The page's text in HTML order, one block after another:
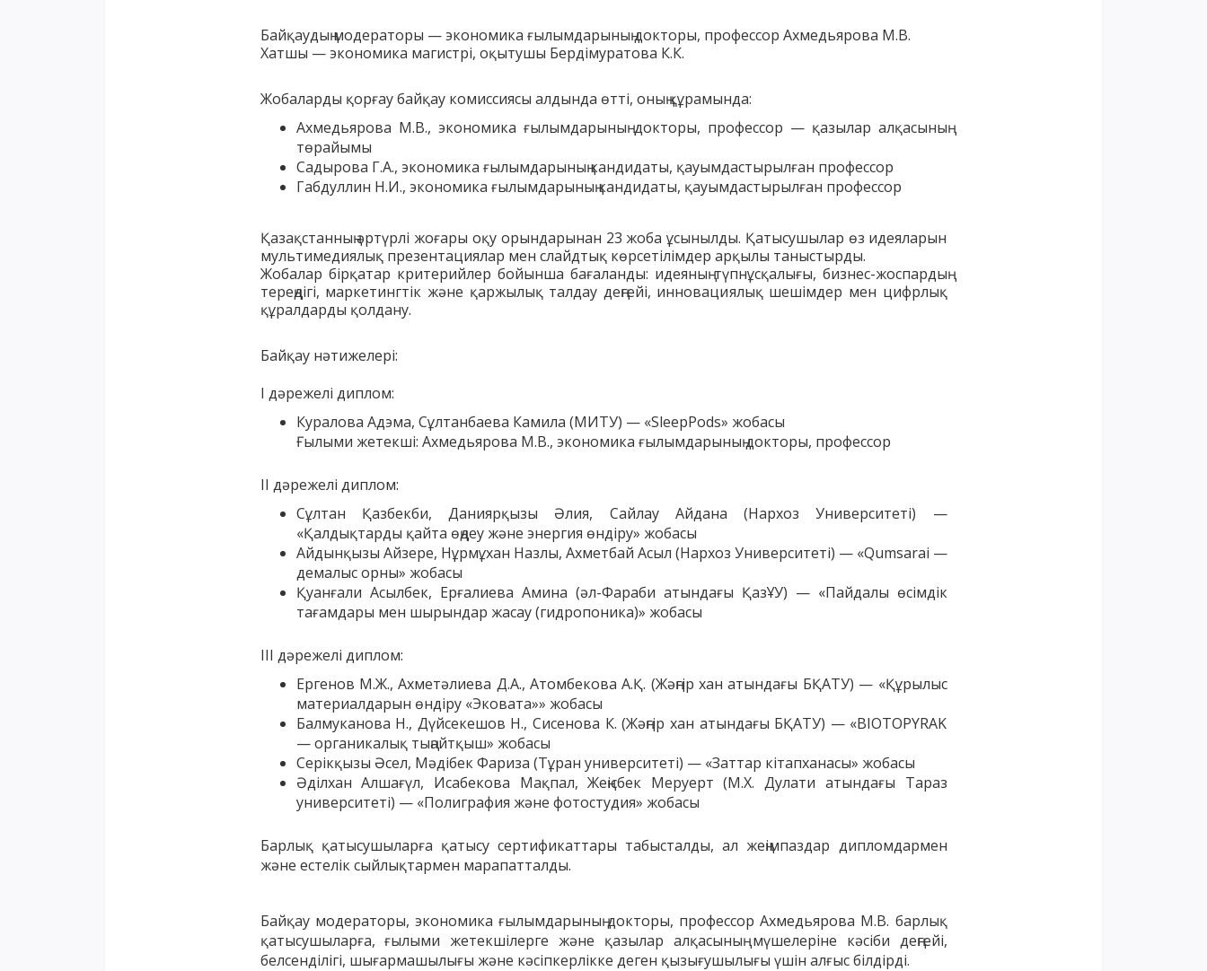
Байқаудың модераторы — экономика ғылымдарының докторы, профессор Ахмедьярова М.В.
Хатшы — экономика магистрі, оқытушы Бердімуратова К.К.
Жобаларды қорғау байқау комиссиясы алдында өтті, оның құрамында:
Ахмедьярова М.В., экономика ғылымдарының докторы, профессор — қазылар алқасының
төрайымы
Садырова Г.А., экономика ғылымдарының кандидаты, қауымдастырылған профессор
Габдуллин Н.И., экономика ғылымдарының кандидаты, қауымдастырылған профессор
Қазақстанның әртүрлі жоғары оқу орындарынан 23 жоба ұсынылды. Қатысушылар өз идеяларын
мультимедиялық презентациялар мен слайдтық көрсетілімдер арқылы таныстырды.
Жобалар бірқатар критерийлер бойынша бағаланды: идеяның түпнұсқалығы, бизнес-жоспардың
тереңдігі, маркетингтік және қаржылық талдау деңгейі, инновациялық шешімдер мен цифрлық
құралдарды қолдану.
Байқау нәтижелері:
I дәрежелі диплом:
Куралова Адэма, Сұлтанбаева Камила (МИТУ) — «SleepPods» жобасы
Ғылыми жетекші: Ахмедьярова М.В., экономика ғылымдарының докторы, профессор
II дәрежелі диплом:
Сұлтан Қазбекби, Даниярқызы Әлия, Сайлау Айдана (Нархоз Университеті) —
«Қалдықтарды қайта өңдеу және энергия өндіру» жобасы
Айдынқызы Айзере, Нұрмұхан Назлы, Ахметбай Асыл (Нархоз Университеті) — «Qumsarai —
демалыс орны» жобасы
Қуанғали Асылбек, Ерғалиева Амина (әл-Фараби атындағы ҚазҰУ) — «Пайдалы өсімдік
тағамдары мен шырындар жасау (гидропоника)» жобасы
III дәрежелі диплом:
Ергенов М.Ж., Ахметәлиева Д.А., Атомбекова А.Қ. (Жәңгір хан атындағы БҚАТУ) — «Құрылыс
материалдарын өндіру «Эковата»» жобасы
Балмуканова Н., Дүйсекешов Н., Сисенова К. (Жәңгір хан атындағы БҚАТУ) — «BIOTOPYRAK
— органикалық тыңайтқыш» жобасы
Серікқызы Әсел, Мәдібек Фариза (Тұран университеті) — «Заттар кітапханасы» жобасы
Әділхан Алшағүл, Исабекова Мақпал, Жеңісбек Меруерт (М.Х. Дулати атындағы Тараз
университеті) — «Полиграфия және фотостудия» жобасы
Барлық қатысушыларға қатысу сертификаттары табысталды, ал жеңімпаздар дипломдармен
және естелік сыйлықтармен марапатталды.
Байқау модераторы, экономика ғылымдарының докторы, профессор Ахмедьярова М.В. барлық
қатысушыларға, ғылыми жетекшілерге және қазылар алқасының мүшелеріне кәсіби деңгейі,
белсенділігі, шығармашылығы және кәсіпкерлікке деген қызығушылығы үшін алғыс білдірді.